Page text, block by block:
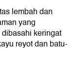
lembah dan
yang
keringat
reyot dan batu-